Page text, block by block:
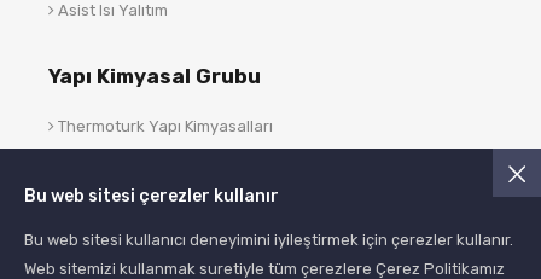
Asist Isı Yalıtım
Yapı Kimyasal Grubu
Thermoturk Yapı Kimyasalları
Blog
Bu web sitesi çerezler kullanır
Bu web sitesi kullanıcı deneyimini iyileştirmek için çerezler kullanır.
Web sitemizi kullanmak suretiyle tüm çerezlere Çerez Politikamız